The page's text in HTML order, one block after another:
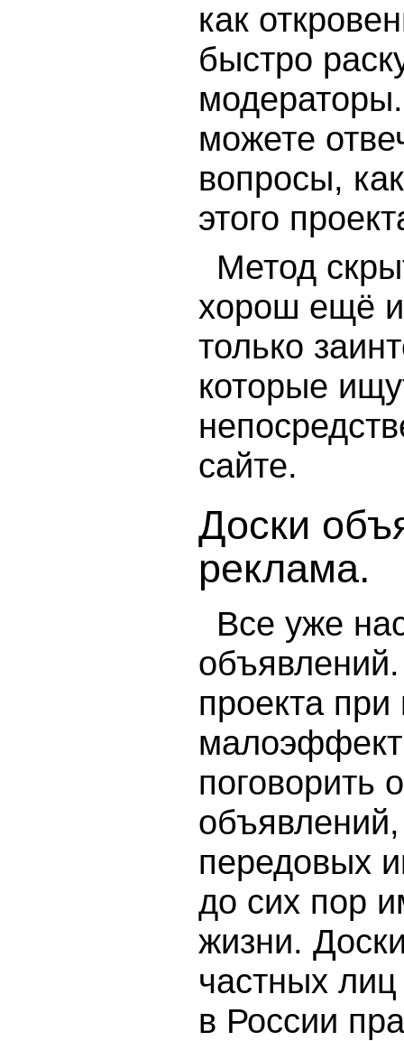
как
быстро
можете
вопросы,
этого
Метод
хорош ещё и
только
которые
сайте.
Доски
реклама.
Все уже
проекта
поговорить
передовых
до сих пор
жизни.
частных
в России